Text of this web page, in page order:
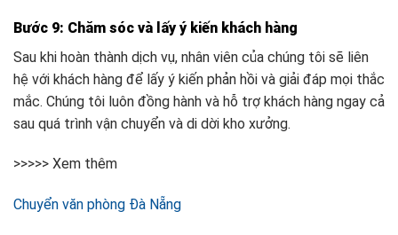
Bước 9: Chăm sóc và lấy ý kiến khách hàng
Sau khi hoàn thành dịch vụ, nhân viên của chúng tôi sẽ liên
hệ với khách hàng để lấy ý kiến phản hồi và giải đáp mọi thắc
mắc. Chúng tôi luôn đồng hành và hỗ trợ khách hàng ngay cả
sau quá trình vận chuyển và di dời kho xưởng.
>>>>> Xem thêm
Chuyển văn phòng Đà Nẵng